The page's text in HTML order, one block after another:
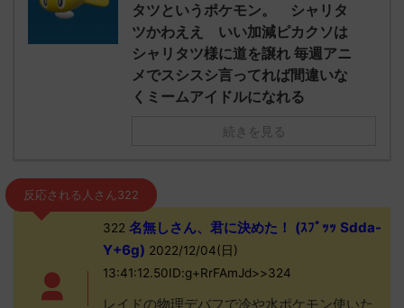
タツというポケモン。 シャリタ
ツかわええ いい加減ピカクソは
シャリタツ様に道を譲れ 毎週アニ
メでスシスシ言ってれば間違いな
くミームアイドルになれる
続きを見る
反応される人さん322
322 名無しさん、君に決めた！ (ｽﾌﾟｯｯ Sdda-
Y+6g) 2022/12/04(日)
13:41:12.50ID:g+RrFAmJd>>324
レイドの物理デバフで冷や水ポケモン使いた